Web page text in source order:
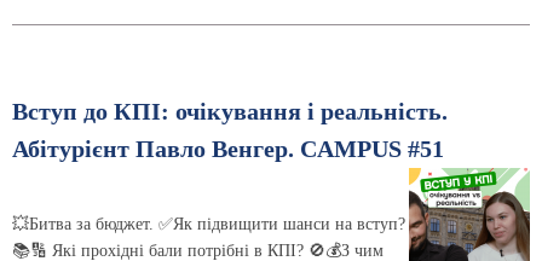
Вступ до КПІ: очікування і реальність.
Абітурієнт Павло Венгер. CAMPUS #51
💥Битва за бюджет. ✅Як підвищити шанси на вступ?
📚🔢 Які прохідні бали потрібні в КПІ? 🚫💰З чим